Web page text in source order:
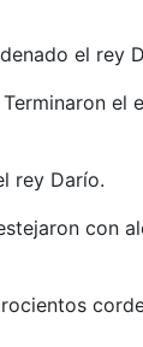
el rey
el
rey Darío.
con